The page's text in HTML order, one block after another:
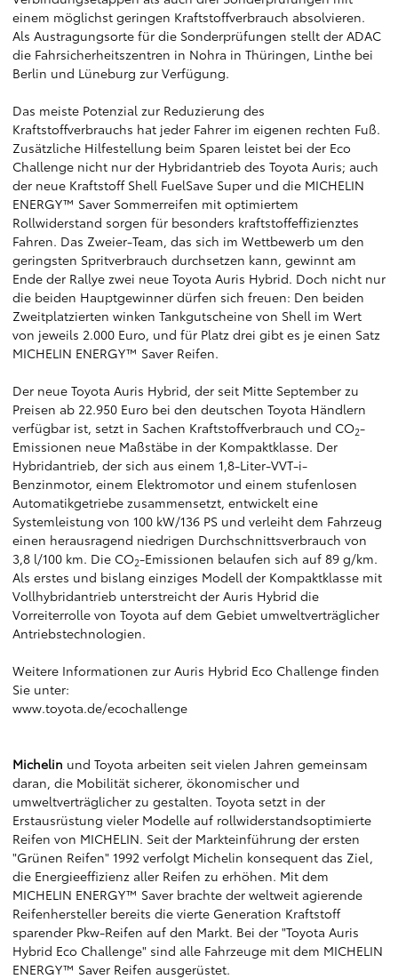
einem möglichst geringen Kraftstoffverbrauch absolvieren.
Als Austragungsorte für die Sonderprüfungen stellt der ADAC
die Fahrsicherheitszentren in Nohra in Thüringen, Linthe bei
Berlin und Lüneburg zur Verfügung.
Das meiste Potenzial zur Reduzierung des
Kraftstoffverbrauchs hat jeder Fahrer im eigenen rechten Fuß.
Zusätzliche Hilfestellung beim Sparen leistet bei der Eco
Challenge nicht nur der Hybridantrieb des Toyota Auris; auch
der neue Kraftstoff Shell FuelSave Super und die MICHELIN
ENERGY™ Saver Sommerreifen mit optimiertem
Rollwiderstand sorgen für besonders kraftstoffeffizienztes
Fahren. Das Zweier-Team, das sich im Wettbewerb um den
geringsten Spritverbrauch durchsetzen kann, gewinnt am
Ende der Rallye zwei neue Toyota Auris Hybrid. Doch nicht nur
die beiden Hauptgewinner dürfen sich freuen: Den beiden
Zweitplatzierten winken Tankgutscheine von Shell im Wert
von jeweils 2.000 Euro, und für Platz drei gibt es je einen Satz
MICHELIN ENERGY™ Saver Reifen.
Der neue Toyota Auris Hybrid, der seit Mitte September zu
Preisen ab 22.950 Euro bei den deutschen Toyota Händlern
verfügbar ist, setzt in Sachen Kraftstoffverbrauch und CO2-
Emissionen neue Maßstäbe in der Kompaktklasse. Der
Hybridantrieb, der sich aus einem 1,8-Liter-VVT-i-
Benzinmotor, einem Elektromotor und einem stufenlosen
Automatikgetriebe zusammensetzt, entwickelt eine
Systemleistung von 100 kW/136 PS und verleiht dem Fahrzeug
einen herausragend niedrigen Durchschnittsverbrauch von
3,8 l/100 km. Die CO2-Emissionen belaufen sich auf 89 g/km.
Als erstes und bislang einziges Modell der Kompaktklasse mit
Vollhybridantrieb unterstreicht der Auris Hybrid die
Vorreiterrolle von Toyota auf dem Gebiet umweltverträglicher
Antriebstechnologien.
Weitere Informationen zur Auris Hybrid Eco Challenge finden
Sie unter:
www.toyota.de/ecochallenge
Michelin und Toyota arbeiten seit vielen Jahren gemeinsam
daran, die Mobilität sicherer, ökonomischer und
umweltverträglicher zu gestalten. Toyota setzt in der
Erstausrüstung vieler Modelle auf rollwiderstandsoptimierte
Reifen von MICHELIN. Seit der Markteinführung der ersten
"Grünen Reifen" 1992 verfolgt Michelin konsequent das Ziel,
die Energieeffizienz aller Reifen zu erhöhen. Mit dem
MICHELIN ENERGY™ Saver brachte der weltweit agierende
Reifenhersteller bereits die vierte Generation Kraftstoff
sparender Pkw-Reifen auf den Markt. Bei der "Toyota Auris
Hybrid Eco Challenge" sind alle Fahrzeuge mit dem MICHELIN
ENERGY™ Saver Reifen ausgerüstet.